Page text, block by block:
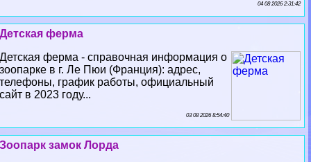
04 08 2026 2:31:42
Детская ферма
Детская ферма - справочная информация о
зоопарке в г. Ле Пюи (Франция): адрес,
телефоны, график работы, официальный
сайт в 2023 году...
03 08 2026 8:54:40
Зоопарк замок Лорда